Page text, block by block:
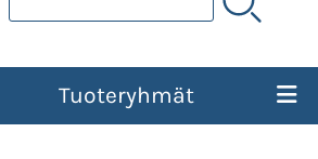
Tuoteryhmät